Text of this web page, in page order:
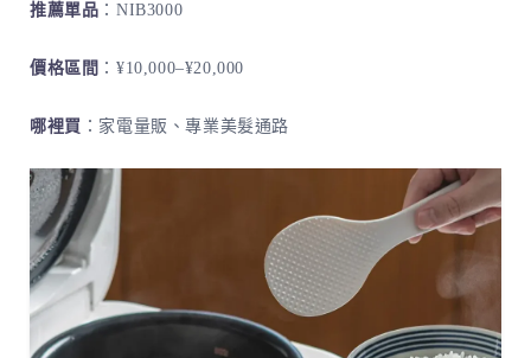
推薦單品 ：NIB3000
價格區間 ：¥10,000–¥20,000
哪裡買 ：家電量販、專業美髮通路